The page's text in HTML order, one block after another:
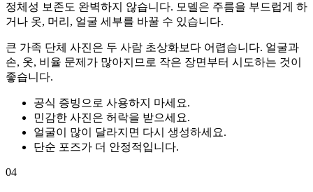
정체성 보존도 완벽하지 않습니다. 모델은 주름을 부드럽게 하
거나 옷, 머리, 얼굴 세부를 바꿀 수 있습니다.
큰 가족 단체 사진은 두 사람 초상화보다 어렵습니다. 얼굴과
손, 옷, 비율 문제가 많아지므로 작은 장면부터 시도하는 것이
좋습니다.
공식 증빙으로 사용하지 마세요.
민감한 사진은 허락을 받으세요.
얼굴이 많이 달라지면 다시 생성하세요.
단순 포즈가 더 안정적입니다.
04